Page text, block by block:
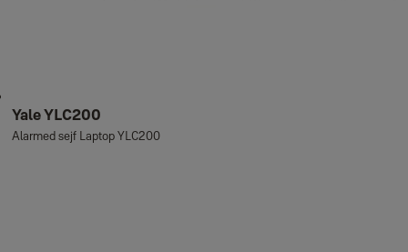
Yale YLC200
Alarmed sejf Laptop YLC200